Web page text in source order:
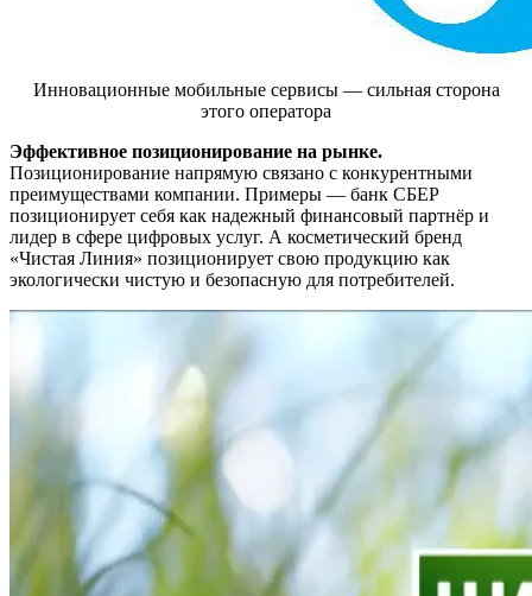
Инновационные мобильные сервисы — сильная сторона
этого оператора
Эффективное позиционирование на рынке.
Позиционирование напрямую связано с конкурентными
преимуществами компании. Примеры — банк СБЕР
позиционирует себя как надежный финансовый партнёр и
лидер в сфере цифровых услуг. А косметический бренд
«Чистая Линия» позиционирует свою продукцию как
экологически чистую и безопасную для потребителей.